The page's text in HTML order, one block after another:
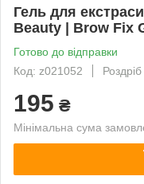
Гель для
Beauty | Brow Fix
Готово до відправки
Код: z021052
Роздріб
195 ₴
Мінімальна сума